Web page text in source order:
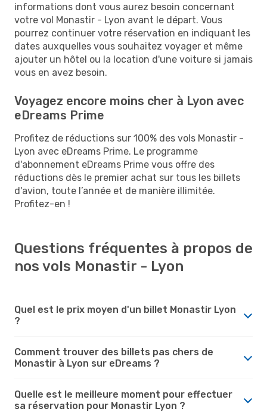
informations dont vous aurez besoin concernant
votre vol Monastir - Lyon avant le départ. Vous
pourrez continuer votre réservation en indiquant les
dates auxquelles vous souhaitez voyager et même
ajouter un hôtel ou la location d'une voiture si jamais
vous en avez besoin.
Voyagez encore moins cher à Lyon avec
eDreams Prime
Profitez de réductions sur 100% des vols Monastir -
Lyon avec eDreams Prime. Le programme
d'abonnement eDreams Prime vous offre des
réductions dès le premier achat sur tous les billets
d'avion, toute l’année et de manière illimitée.
Profitez-en !
Questions fréquentes à propos de
nos vols Monastir - Lyon
Quel est le prix moyen d'un billet Monastir Lyon
?
Comment trouver des billets pas chers de
Monastir à Lyon sur eDreams ?
Quelle est le meilleure moment pour effectuer
sa réservation pour Monastir Lyon ?